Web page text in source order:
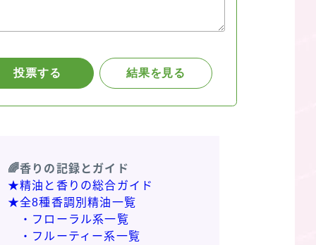
🌈香りの記録とガイド
★精油と香りの総合ガイド
★全8種香調別精油一覧
・フローラル系一覧
・フルーティー系一覧